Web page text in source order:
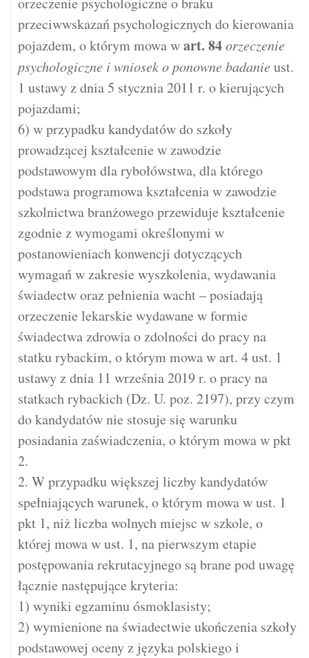
przeciwwskazań psychologicznych do kierowania
pojazdem, o którym mowa wart. 84orzeczenie
psychologiczne i wniosek o ponowne badanie ust.
1 ustawy z dnia 5 stycznia 2011 r. o kierujących
pojazdami;
6) w przypadku kandydatów do szkoły
prowadzącej kształcenie w zawodzie
podstawowym dla rybołówstwa, dla którego
podstawa programowa kształcenia w zawodzie
szkolnictwa branżowego przewiduje kształcenie
zgodnie z wymogami określonymi w
postanowieniach konwencji dotyczących
wymagań w zakresie wyszkolenia, wydawania
świadectw oraz pełnienia wacht – posiadają
orzeczenie lekarskie wydawane w formie
świadectwa zdrowia o zdolności do pracy na
statku rybackim, o którym mowa w art. 4 ust. 1
ustawy z dnia 11 września 2019 r. o pracy na
statkach rybackich (Dz. U. poz. 2197), przy czym
do kandydatów nie stosuje się warunku
posiadania zaświadczenia, o którym mowa w pkt
2.
2. W przypadku większej liczby kandydatów
spełniających warunek, o którym mowa w ust. 1
pkt 1, niż liczba wolnych miejsc w szkole, o
której mowa w ust. 1, na pierwszym etapie
postępowania rekrutacyjnego są brane pod uwagę
łącznie następujące kryteria:
1) wyniki egzaminu ósmoklasisty;
2) wymienione na świadectwie ukończenia szkoły
podstawowej oceny z języka polskiego i